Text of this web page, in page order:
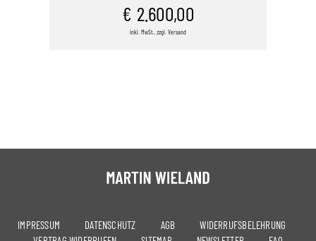
€ 2.600,00
inkl. MwSt., zzgl. Versand
IMPRESSUM DATENSCHUTZ AGB
WIDERRUFSBELEHRUNG